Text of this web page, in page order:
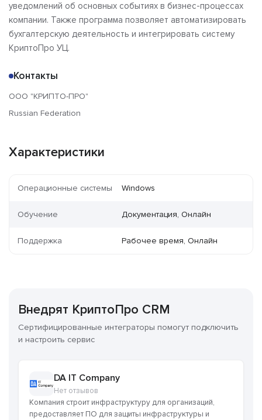
уведомлений об основных событиях в бизнес-процессах
компании. Также программа позволяет автоматизировать
бухгалтерскую деятельность и интегрировать систему
КриптоПро УЦ.
Контакты
ООО "КРИПТО-ПРО"
Russian Federation
Характеристики
Операционные системы Windows
Обучение Документация, Онлайн
Поддержка Рабочее время, Онлайн
Внедрят КриптоПро CRM
Сертифицированные интеграторы помогут подключить
и настроить сервис
DA IT Company
Нет отзывов
Компания строит инфраструктуру для организаций,
предоставляет ПО для защиты инфраструктуры и